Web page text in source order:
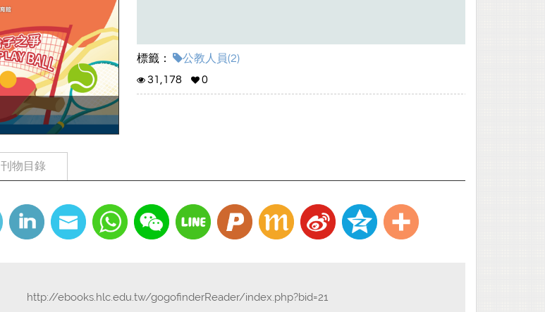
標籤：
公教人員(2)
31,178
0
刊物目錄
http://ebooks.hlc.edu.tw/gogofinderReader/index.php?bid=21